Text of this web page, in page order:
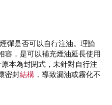
煙彈是否可以自行注油。理論
容，是可以補充煙油延長使用
本為封閉式，未針對自行注
密封結構 ，導致漏油或霧化不